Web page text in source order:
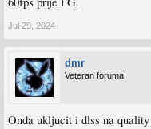
Jul 29, 2024
dmr
Veteran foruma
Onda ukljucit i dlss na